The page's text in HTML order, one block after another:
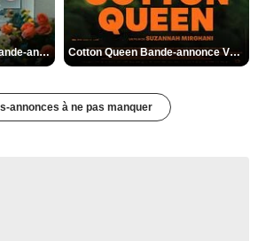
Des Fleurs pour Tokyo Bande-annonce VO STFR Cotton Queen Bande-annonce VO STFR
annonces à ne pas manquer